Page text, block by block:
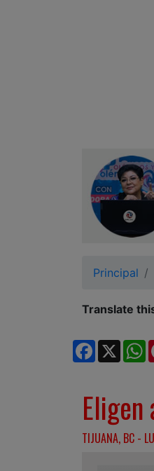
Principal
Translate
Facebook
X
TIJUANA, BC -